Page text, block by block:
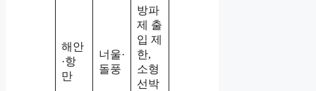
해안
·항
만
너울·
돌풍
방파
제 출
입 제
한,
소형
선박